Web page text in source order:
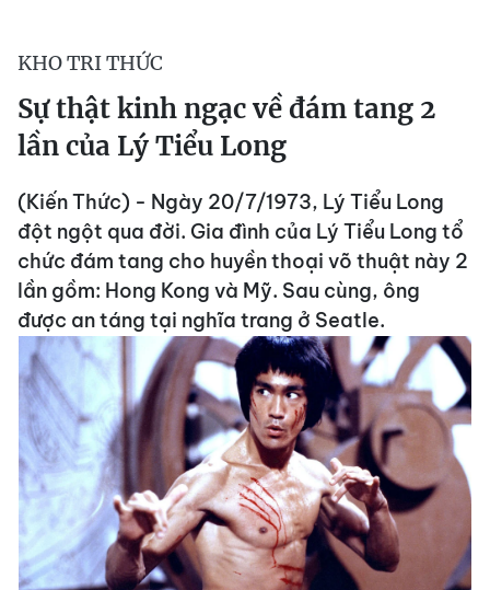
KHO TRI THỨC
Sự thật kinh ngạc về đám tang 2
lần của Lý Tiểu Long
(Kiến Thức) - Ngày 20/7/1973, Lý Tiểu Long
đột ngột qua đời. Gia đình của Lý Tiểu Long tổ
chức đám tang cho huyền thoại võ thuật này 2
lần gồm: Hong Kong và Mỹ. Sau cùng, ông
được an táng tại nghĩa trang ở Seatle.